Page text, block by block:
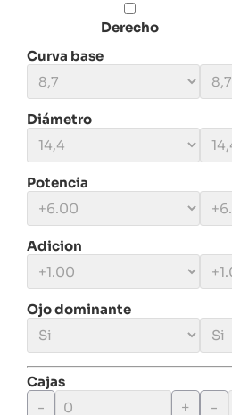
Derecho
Curva base
Diámetro
Potencia
Adicion
Ojo dominante
Cajas
- + -